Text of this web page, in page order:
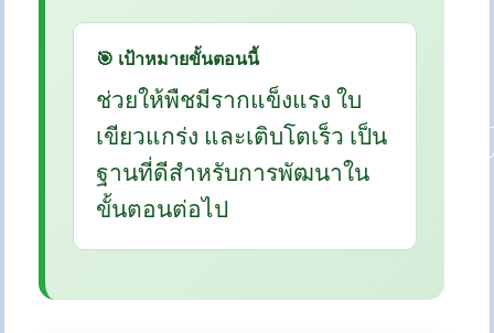
🎯 เป้าหมายขั้นตอนนี้
ช่วยให้พืชมีรากแข็งแรง ใบ
เขียวแกร่ง และเติบโตเร็ว เป็น
ฐานที่ดีสำหรับการพัฒนาใน
ขั้นตอนต่อไป